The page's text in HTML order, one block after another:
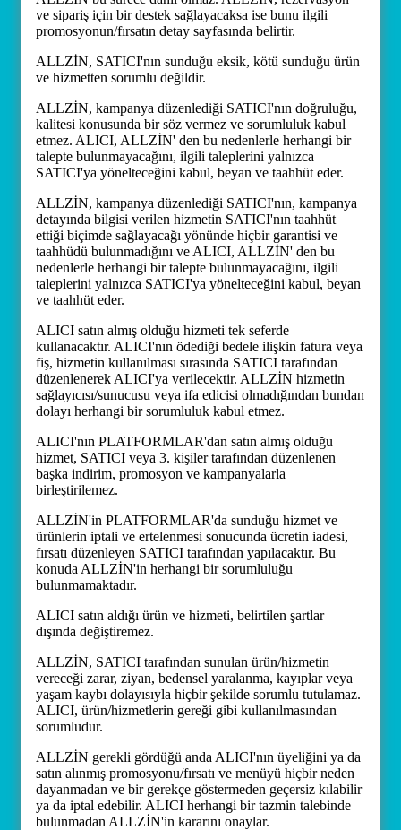
ve sipariş için bir destek sağlayacaksa ise bunu ilgili
promosyonun/fırsatın detay sayfasında belirtir.
ALLZİN, SATICI'nın sunduğu eksik, kötü sunduğu ürün
ve hizmetten sorumlu değildir.
ALLZİN, kampanya düzenlediği SATICI'nın doğruluğu,
kalitesi konusunda bir söz vermez ve sorumluluk kabul
etmez. ALICI, ALLZİN' den bu nedenlerle herhangi bir
talepte bulunmayacağını, ilgili taleplerini yalnızca
SATICI'ya yönelteceğini kabul, beyan ve taahhüt eder.
ALLZİN, kampanya düzenlediği SATICI'nın, kampanya
detayında bilgisi verilen hizmetin SATICI'nın taahhüt
ettiği biçimde sağlayacağı yönünde hiçbir garantisi ve
taahhüdü bulunmadığını ve ALICI, ALLZİN' den bu
nedenlerle herhangi bir talepte bulunmayacağını, ilgili
taleplerini yalnızca SATICI'ya yönelteceğini kabul, beyan
ve taahhüt eder.
ALICI satın almış olduğu hizmeti tek seferde
kullanacaktır. ALICI'nın ödediği bedele ilişkin fatura veya
fiş, hizmetin kullanılması sırasında SATICI tarafından
düzenlenerek ALICI'ya verilecektir. ALLZİN hizmetin
sağlayıcısı/sunucusu veya ifa edicisi olmadığından bundan
dolayı herhangi bir sorumluluk kabul etmez.
ALICI'nın PLATFORMLAR'dan satın almış olduğu
hizmet, SATICI veya 3. kişiler tarafından düzenlenen
başka indirim, promosyon ve kampanyalarla
birleştirilemez.
ALLZİN'in PLATFORMLAR'da sunduğu hizmet ve
ürünlerin iptali ve ertelenmesi sonucunda ücretin iadesi,
fırsatı düzenleyen SATICI tarafından yapılacaktır. Bu
konuda ALLZİN'in herhangi bir sorumluluğu
bulunmamaktadır.
ALICI satın aldığı ürün ve hizmeti, belirtilen şartlar
dışında değiştiremez.
ALLZİN, SATICI tarafından sunulan ürün/hizmetin
vereceği zarar, ziyan, bedensel yaralanma, kayıplar veya
yaşam kaybı dolayısıyla hiçbir şekilde sorumlu tutulamaz.
ALICI, ürün/hizmetlerin gereği gibi kullanılmasından
sorumludur.
ALLZİN gerekli gördüğü anda ALICI'nın üyeliğini ya da
satın alınmış promosyonu/fırsatı ve menüyü hiçbir neden
dayanmadan ve bir gerekçe göstermeden geçersiz kılabilir
ya da iptal edebilir. ALICI herhangi bir tazmin talebinde
bulunmadan ALLZİN'in kararını onaylar.